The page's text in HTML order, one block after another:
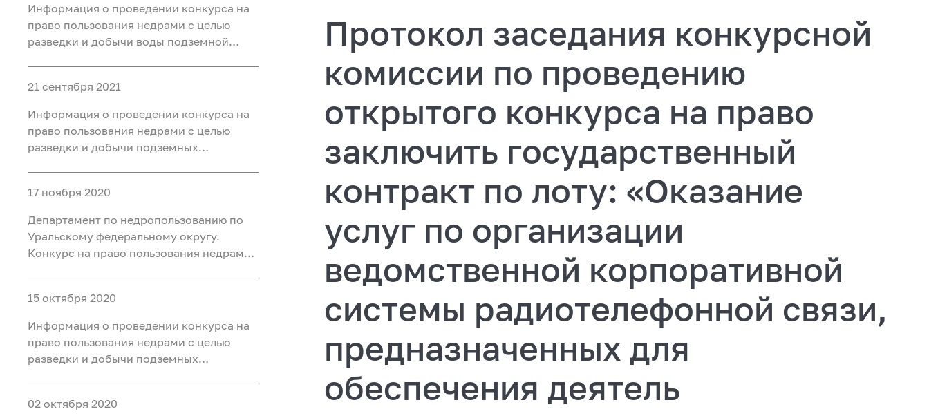
Информация о проведении конкурса на
право пользования недрами с целью
разведки и добычи воды подземной
минеральных вод, расположенном на
территории Кызылского района
Республики Тыва
21 сентября 2021
Информация о проведении конкурса на
право пользования недрами с целью
разведки и добычи подземных
Новодеревенский месторождения
Новодеревенское, расположенного на
территории Омутинского района
Тюменско
17 ноября 2020
Департамент по недропользованию по
Уральскому федеральному округу.
Конкурс на право пользования недрами
бальнеоприменения на участке недр
Месторождение Восточно-Пышминское
в Тюменском районе Тюменско
15 октября 2020
Информация о проведении конкурса на
право пользования недрами с целью
разведки и добычи подземных
Омске
02 октября 2020
Протокол заседания конкурсной
комиссии по проведению
открытого конкурса на право
заключить государственный
контракт по лоту: «Оказание
услуг по организации
ведомственной корпоративной
системы радиотелефонной связи,
предназначенных для
обеспечения деятель